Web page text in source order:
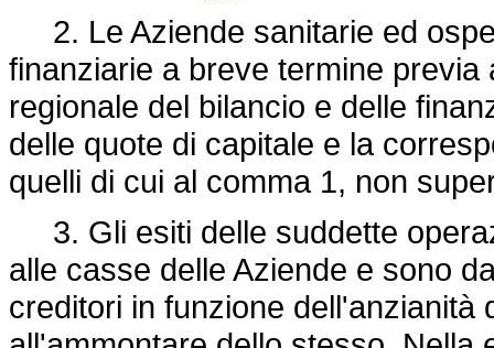
2. Le Aziende sanitarie ed
finanziarie a breve termine
regionale del bilancio e delle
delle quote di capitale e la
quelli di cui al comma 1, non
3. Gli esiti delle suddette
alle casse delle Aziende e sono
creditori in funzione dell'anzianità